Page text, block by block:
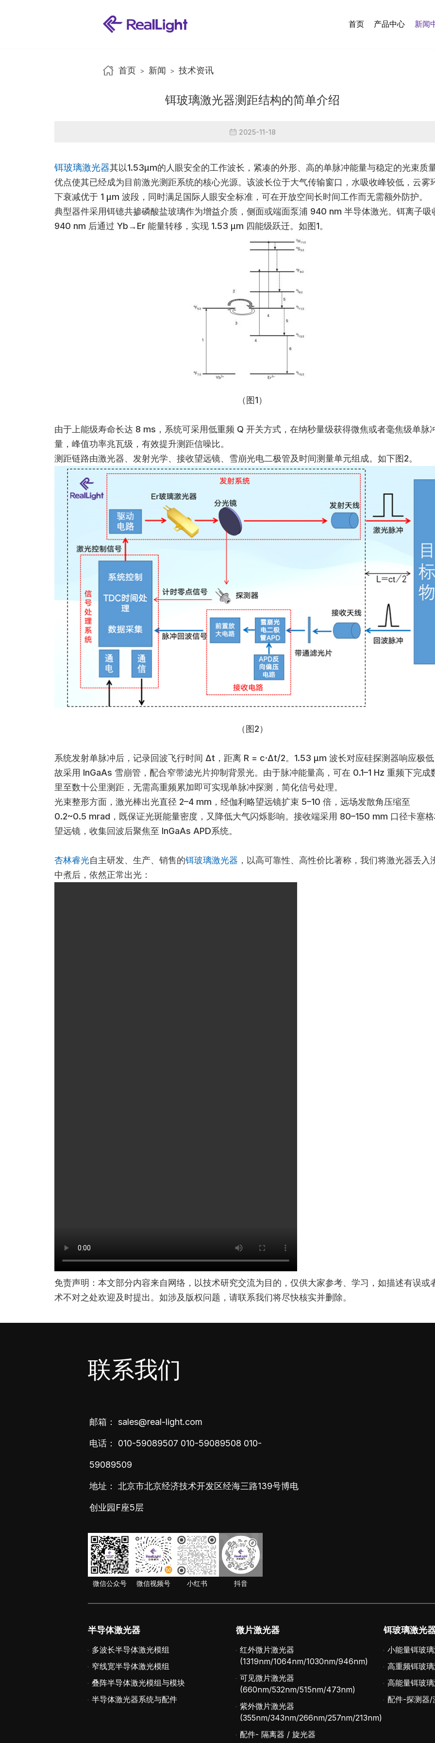
首页 产品中心 新闻
首页 > 新闻 > 技术资讯
铒玻璃激光器测距结构的简单介绍
2025-11-18
铒玻璃激光器其以1.53μm的人眼安全的工作波长，紧凑的外形、高的单脉冲能量与稳定的光束质
优点使其已经成为目前激光测距系统的核心光源。该波长位于大气传输窗口，水吸收峰较低，云雾
下衰减优于 1 μm 波段，同时满足国际人眼安全标准，可在开放空间长时间工作而无需额外防护。
典型器件采用铒镱共掺磷酸盐玻璃作为增益介质，侧面或端面泵浦 940 nm 半导体激光。铒离子吸
940 nm 后通过 Yb→Er 能量转移，实现 1.53 μm 四能级跃迁。如图1。
（图1）
由于上能级寿命长达 8 ms，系统可采用低重频 Q 开关方式，在纳秒量级获得微焦或者毫焦级单脉
量，峰值功率兆瓦级，有效提升测距信噪比。
测距链路由激光器、发射光学、接收望远镜、雪崩光电二极管及时间测量单元组成。如下图2。
（图2）
系统发射单脉冲后，记录回波飞行时间 Δt，距离 R = c·Δt/2。1.53 μm 波长对应硅探测器响应极
故采用 InGaAs 雪崩管，配合窄带滤光片抑制背景光。由于脉冲能量高，可在 0.1–1 Hz 重频下完成
里至数十公里测距，无需高重频累加即可实现单脉冲探测，简化信号处理。
光束整形方面，激光棒出光直径 2–4 mm，经伽利略望远镜扩束 5–10 倍，远场发散角压缩至
0.2~0.5 mrad，既保证光斑能量密度，又降低大气闪烁影响。接收端采用 80–150 mm 口径卡塞
望远镜，收集回波后聚焦至 InGaAs APD系统。
杏林睿光自主研发、生产、销售的铒玻璃激光器 ，以高可靠性、高性价比著称，我们将激光器丢入
中煮后，依然正常出光：
免责声明：本文部分内容来自网络，以技术研究交流为目的，仅供大家参考、学习，如描述有误或
术不对之处欢迎及时提出。如涉及版权问题，请联系我们将尽快核实并删除。
联系我们
邮箱：sales@real-light.com
电话： 010-59089507 010-59089508 010-
59089509
地址： 北京市北京经济技术开发区经海三路139号博电
创业园F座5层
微信公众号 微信视频号 小红书 抖音
半导体激光器
多波长半导体激光模组
窄线宽半导体激光模组
叠阵半导体激光模组与模块
半导体激光器系统与配件
微片激光器
红外微片激光器
(1319nm/1064nm/1030nm/946nm)
可见微片激光器
(660nm/532nm/515nm/473nm)
紫外微片激光器
(355nm/343nm/266nm/257nm/213nm)
配件- 隔离器 / 旋光器
铒玻璃激光
小能量铒玻
高重频铒玻
高能量铒玻
配件-探测器/